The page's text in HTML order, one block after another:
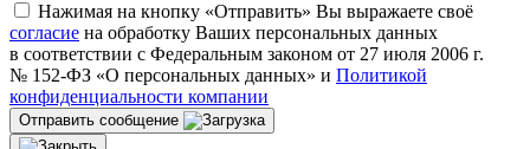
Нажимая на кнопку «Отправить» Вы выражаете своё
согласие на обработку Ваших персональных данных
в соответствии с Федеральным законом от 27 июля 2006 г.
№ 152-ФЗ «О персональных данных» и Политикой
конфиденциальности компании
Отправить сообщение